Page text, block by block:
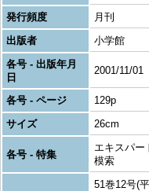
発行頻度
月刊
出版者
小学館
各号 - 出版年月
日
2001/11/01
各号 - ページ
129p
サイズ
26cm
各号 - 特集
エキスパー
模索
51巻12号(